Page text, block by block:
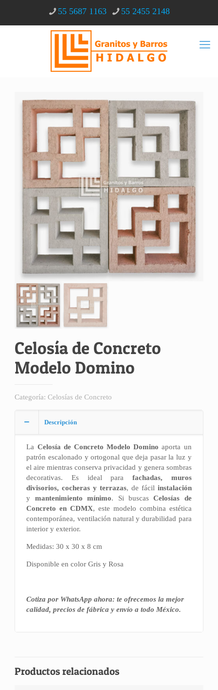
55 5687 1163 55 2455 2148
Celosía de Concreto
Modelo Domino
Categoría: Celosías de Concreto
Descripción
La Celosía de Concreto Modelo Domino aporta un
patrón escalonado y ortogonal que deja pasar la luz y
el aire mientras conserva privacidad y genera sombras
decorativas. Es ideal para fachadas, muros
divisorios, cocheras y terrazas, de fácil instalación
y mantenimiento mínimo. Si buscasCelosías de
Concreto en CDMX, este modelo combina estética
contemporánea, ventilación natural y durabilidad para
interior y exterior.
Medidas: 30 x 30 x 8 cm
Disponible en color Gris y Rosa
Cotiza por WhatsApp ahora: te ofrecemos la mejor
calidad, precios de fábrica y envío a todo México.
Productos relacionados